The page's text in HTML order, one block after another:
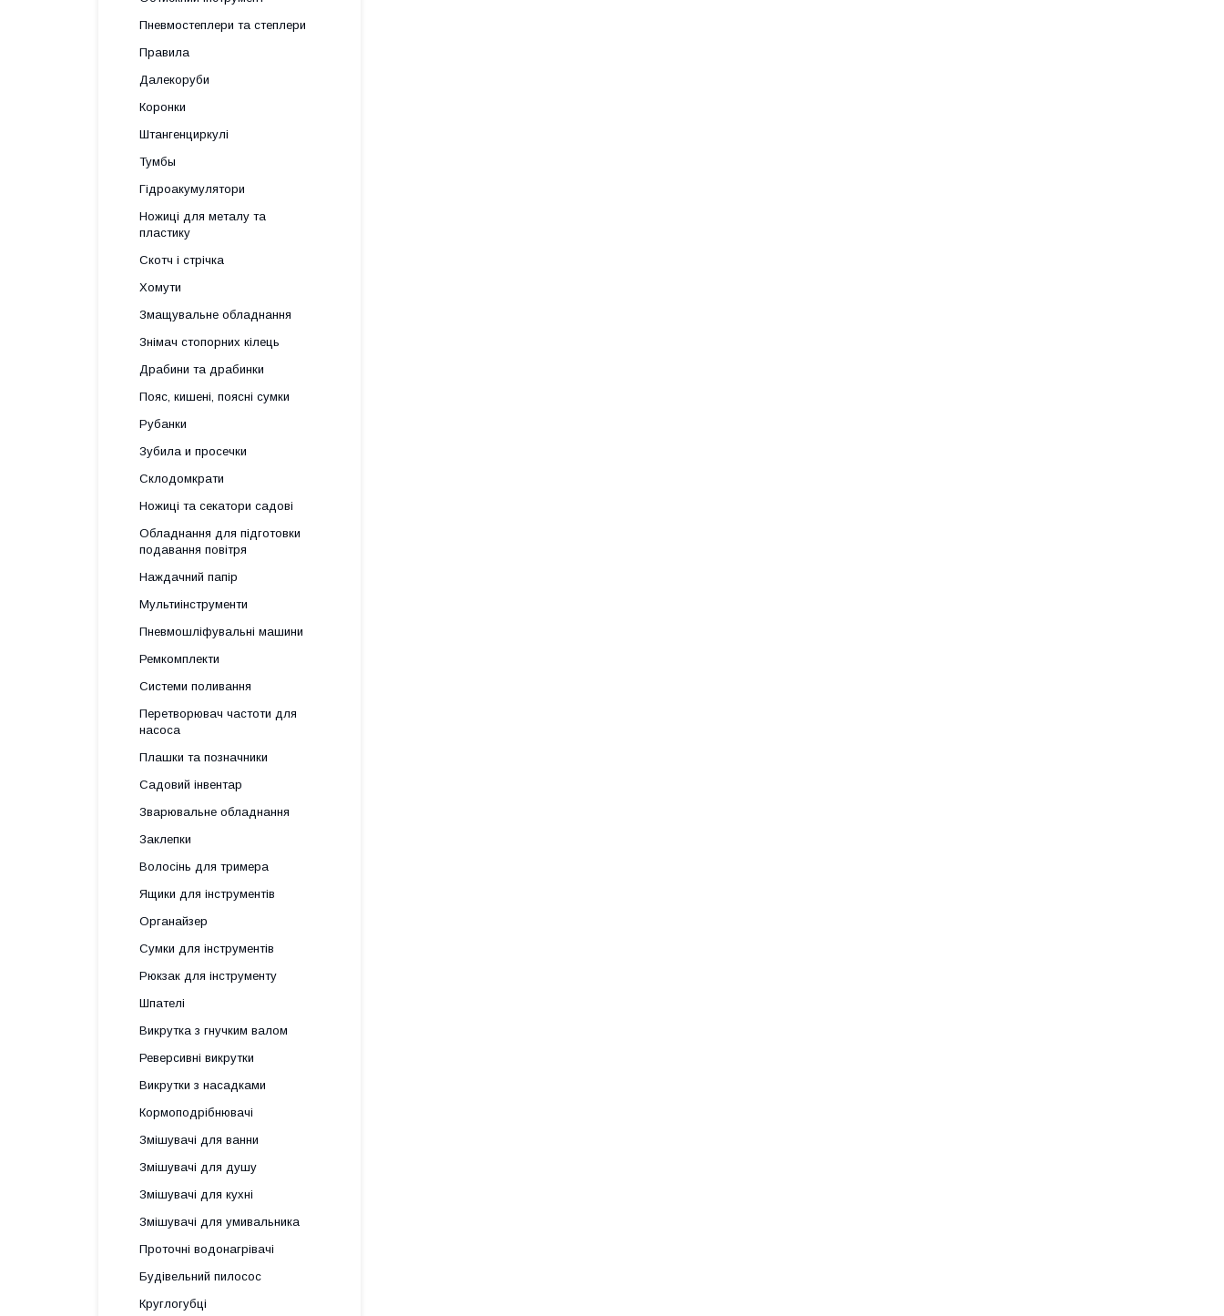
Пневмостеплери та степлери
Правила
Далекоруби
Коронки
Штангенциркулі
Тумбы
Гідроакумулятори
Ножиці для металу та
пластику
Скотч і стрічка
Хомути
Змащувальне обладнання
Знімач стопорних кілець
Драбини та драбинки
Пояс, кишені, поясні сумки
Рубанки
Зубила и просечки
Склодомкрати
Ножиці та секатори садові
Обладнання для підготовки
подавання повітря
Наждачний папір
Мультиінструменти
Пневмошліфувальні машини
Ремкомплекти
Системи поливання
Перетворювач частоти для
насоса
Плашки та позначники
Садовий інвентар
Зварювальне обладнання
Заклепки
Волосінь для тримера
Ящики для інструментів
Органайзер
Сумки для інструментів
Рюкзак для інструменту
Шпателі
Викрутка з гнучким валом
Реверсивні викрутки
Викрутки з насадками
Кормоподрібнювачі
Змішувачі для ванни
Змішувачі для душу
Змішувачі для кухні
Змішувачі для умивальника
Проточні водонагрівачі
Будівельний пилосос
Круглогубці